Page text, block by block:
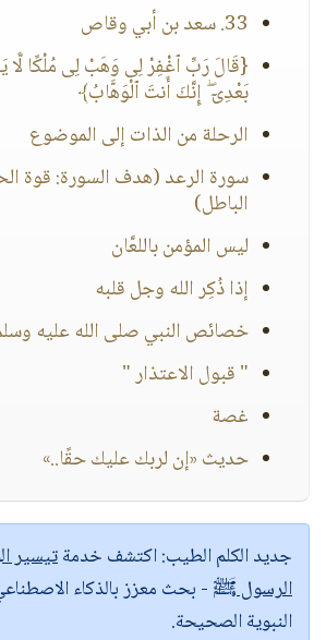
33. سعد بن أبي وقاص
{قَالَ رَبِّ ٱغْفِرْ لِى وَهَبْ لِى مُلْكًا لَّا
بَعْدِىٓ ۖ إِنَّكَ أَنتَ ٱلْوَهَّابُ﴾
الرحلة من الذات إلى الموضوع
سورة الرعد (هدف السورة: قوة
الباطل)
ليس المؤمن باللعَّان
إذا ذُكِر الله وجل قلبه
خصائص النبي صلى الله عليه
" قبول الاعتذار "
غصة
حديث «إن لربك عليك حقًا..»
جديد الكلم الطيب:اكتشف خدمةتيسير
الرسول ﷺ - بحث معزز بالذكاء
النبوية الصحيحة.